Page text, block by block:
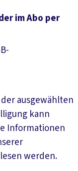
im Abo per
ausgewählten
kann
Informationen
werden.